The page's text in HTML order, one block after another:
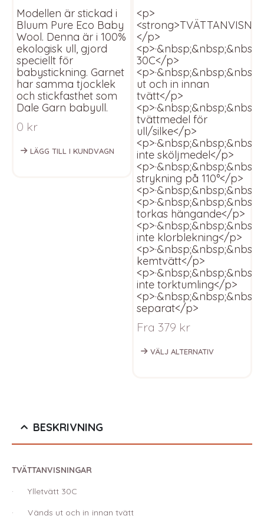
Modellen är stickad i
Bluum Pure Eco Baby
Wool. Denna är i 100%
ekologisk ull, gjord
speciellt för
babystickning. Garnet
har samma tjocklek
och stickfasthet som
Dale Garn babyull.
0 kr
LÄGG TILL I KUNDVAGN
Soft Merino Ull
<p>
</p>
30C</p>
ut och in innan
tvätt</p>
tvättmedel för
ull/silke</p>
inte sköljmedel</p>
strykning på 110°</p>
torkas hängande</p>
inte klorblekning</p>
kemtvätt</p>
inte torktumling</p>
separat</p>
Fra 379 kr
VÄLJ ALTERNATIV
BESKRIVNING
TVÄTTANVISNINGAR
· Ylletvätt 30C
· Vänds ut och in innan tvätt